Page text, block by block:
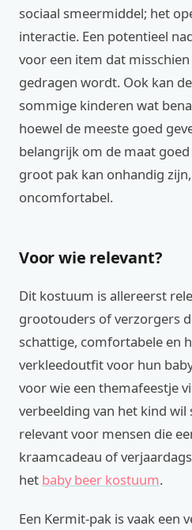
sociaal smeermiddel; het
interactie. Een potentieel
voor een item dat
gedragen wordt. Ook kan
sommige kinderen wat
hoewel de meeste goed
belangrijk om de maat
groot pak kan onhandig
oncomfortabel.
Voor wie relevant?
Dit kostuum is allereerst
grootouders of verzorgers
schattige, comfortabele en
verkleedoutfit voor hun
voor wie een themafeestje
verbeelding van het kind
relevant voor mensen die
kraamcadeau of
het baby beer kostuum.
Een Kermit-pak is vaak een